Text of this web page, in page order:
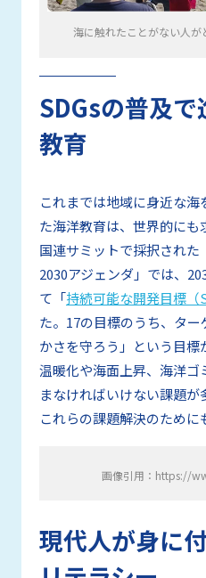
海に触れたことがない人が
SDGsの普及
教育
これまでは地域に身近な
た海洋教育は、世界的にも
国連サミットで採択され
2030アジェンダ」では、
て「持続可能な開発目標（
た。17の目標のうち、タ
かさを守ろう」という目
温暖化や海面上昇、海洋ゴ
まなければいけない課題
これらの課題解決のために
画像引用：https://
現代人が身に